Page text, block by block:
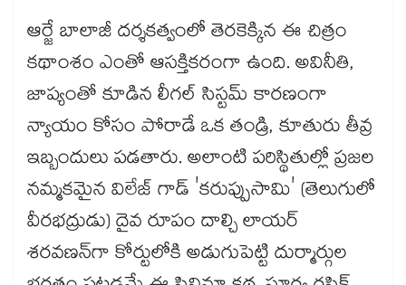
ఆర్జే బాలాజీ దర్శకత్వంలో తెరకెక్కిన ఈ చిత్రం
కథాంశం ఎంతో ఆసక్తికరంగా ఉంది. అవినీతి,
జాప్యంతో కూడిన లీగల్ సిస్టమ్ కారణంగా
న్యాయం కోసం పోరాడే ఒక తండ్రి, కూతురు తీవ్ర
ఇబ్బందులు పడతారు. అలాంటి పరిస్థితుల్లో ప్రజల
నమ్మకమైన విలేజ్ గాడ్ 'కరుప్పుసామి' (తెలుగులో
వీరభద్రుడు) దైవ రూపం దాల్చి లాయర్
శరవణన్‌గా కోర్టులోకి అడుగుపెట్టి దుర్మార్గుల